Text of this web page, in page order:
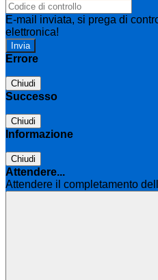
E-mail inviata, si prega di
elettronica!
Errore
Chiudi
Successo
Chiudi
Informazione
Chiudi
Attendere...
Attendere il completamento